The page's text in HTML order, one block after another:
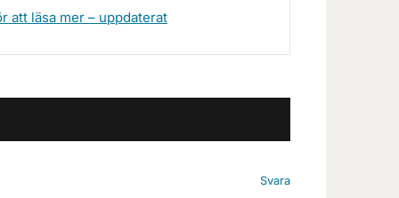
att läsa mer – uppdaterat
Svara